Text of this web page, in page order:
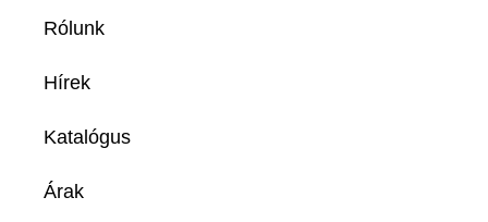
Rólunk
Hírek
Katalógus
Árak